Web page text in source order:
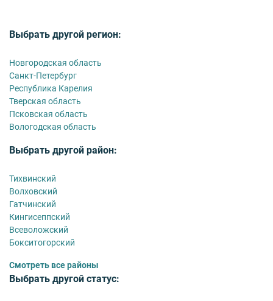
Выбрать другой регион:
Новгородская область
Санкт-Петербург
Республика Карелия
Тверская область
Псковская область
Вологодская область
Выбрать другой район:
Тихвинский
Волховский
Гатчинский
Кингисеппский
Всеволожский
Бокситогорский
Смотреть все районы
Выбрать другой статус: